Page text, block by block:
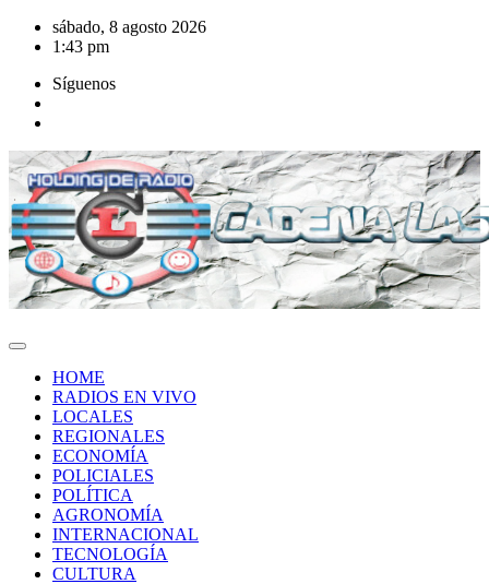
Saltar
sábado, 8 agosto 2026
1:43 pm
Síguenos
HOME
RADIOS EN VIVO
LOCALES
REGIONALES
ECONOMÍA
POLICIALES
POLÍTICA
AGRONOMÍA
INTERNACIONAL
TECNOLOGÍA
CULTURA